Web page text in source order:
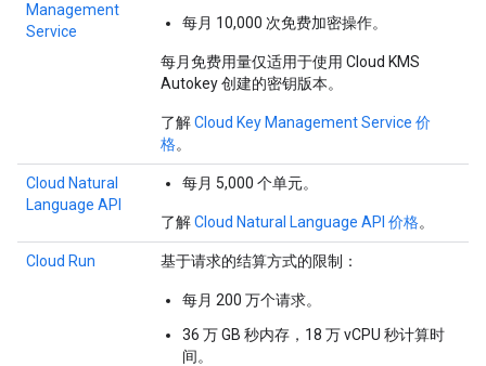
Management
Service
每月 10,000 次免费加密操作。
每月免费用量仅适用于使用 Cloud KMS
Autokey 创建的密钥版本。
了解Cloud Key Management Service 价
格。
Cloud Natural
Language API
每月 5,000 个单元。
了解Cloud Natural Language API 价格。
Cloud Run 基于请求的结算方式的限制：
每月 200 万个请求。
36 万 GB 秒内存，18 万 vCPU 秒计算时
间。